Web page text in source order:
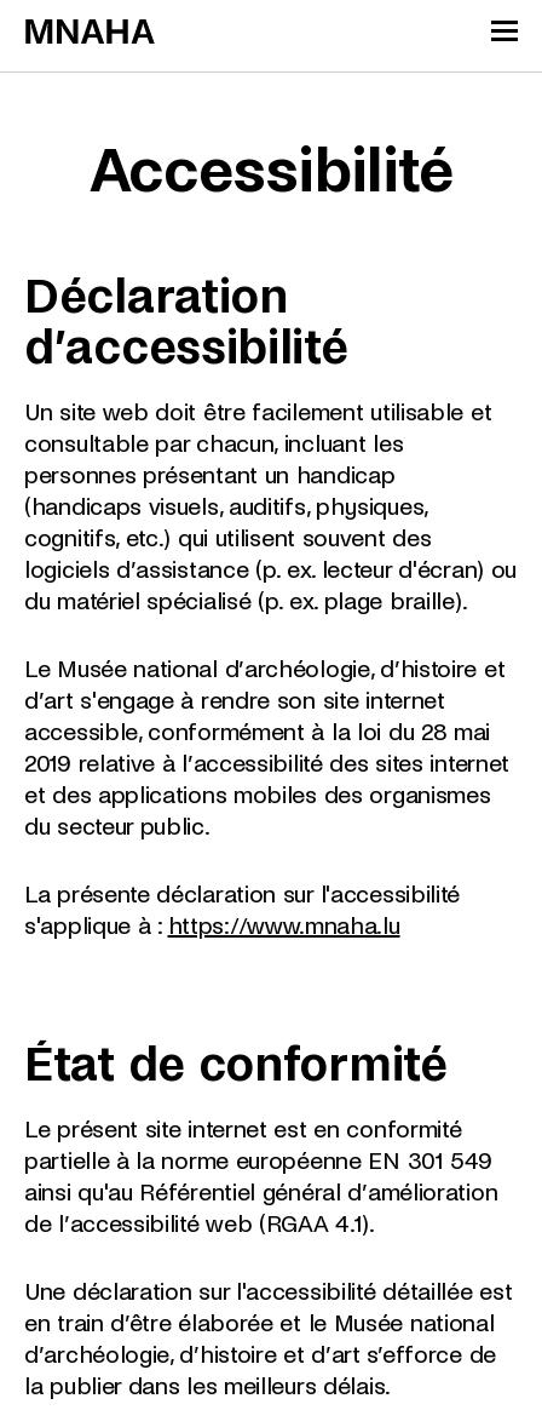
Accessibilité
Déclaration
d’accessibilité
Un site web doit être facilement utilisable et
consultable par chacun, incluant les
personnes présentant un handicap
(handicaps visuels, auditifs, physiques,
cognitifs, etc.) qui utilisent souvent des
logiciels d’assistance (p. ex. lecteur d'écran) ou
du matériel spécialisé (p. ex. plage braille).
Le Musée national d’archéologie, d’histoire et
d’art s'engage à rendre son site internet
accessible, conformément à la loi du 28 mai
2019 relative à l’accessibilité des sites internet
et des applications mobiles des organismes
du secteur public.
La présente déclaration sur l'accessibilité
s'applique à : https://www.mnaha.lu
État de conformité
Le présent site internet est en conformité
partielle à la norme européenne EN 301 549
ainsi qu'au Référentiel général d’amélioration
de l’accessibilité web (RGAA 4.1).
Une déclaration sur l'accessibilité détaillée est
en train d’être élaborée et le Musée national
d’archéologie, d’histoire et d’art s’efforce de
la publier dans les meilleurs délais.